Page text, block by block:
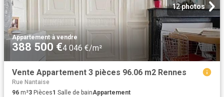
12 photos
Appartement·à vendre
388 500 €4 046 €/m²
Vente Appartement 3 pièces 96.06 m2 Rennes
Rue Nantaise
96 m²3 Pièces1 Salle de bainAppartement